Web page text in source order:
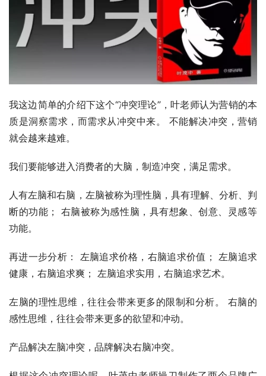
我这边简单的介绍下这个“冲突理论”，叶老师认为营销的本
质是洞察需求，而需求从冲突中来。 不能解决冲突，营销
就会越来越难。
我们要能够进入消费者的大脑，制造冲突，满足需求。
人有左脑和右脑，左脑被称为理性脑，具有理解、分析、判
断的功能； 右脑被称为感性脑，具有想象、创意、灵感等
功能。
再进一步分析： 左脑追求价格，右脑追求价值； 左脑追求
健康，右脑追求爽； 左脑追求实用，右脑追求艺术。
左脑的理性思维，往往会带来更多的限制和分析。 右脑的
感性思维，往往会带来更多的欲望和冲动。
产品解决左脑冲突，品牌解决右脑冲突。